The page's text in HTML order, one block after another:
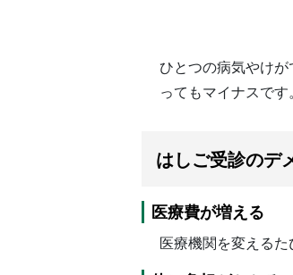
ひとつの病気やけ
ってもマイナスで
はしご受診のデ
医療費が増える
医療機関を変える